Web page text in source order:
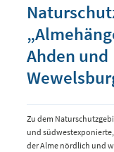
Ahden und
Zu dem
und
der Alme nördlich und